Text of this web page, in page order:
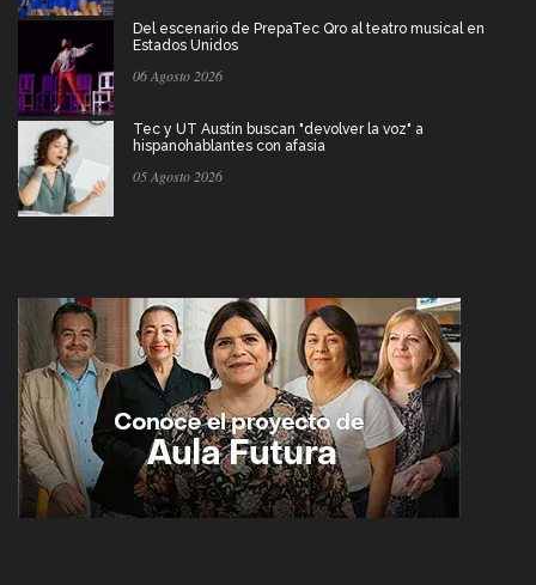
Del escenario de PrepaTec Qro al teatro musical en
Estados Unidos
06 Agosto 2026
Tec y UT Austin buscan "devolver la voz" a
hispanohablantes con afasia
05 Agosto 2026